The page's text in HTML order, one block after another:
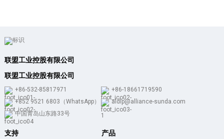
联盟工业控股有限公司
联盟工业控股有限公司
+86-532-85817971
+86-18661719590
+852 9521 6803（WhatsApp）
aldlp@alliance-sunda.com
中国青岛山东路33号
支持 产品